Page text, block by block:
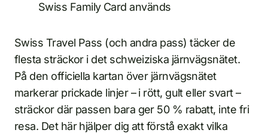
Swiss Family Card används
Swiss Travel Pass (och andra pass) täcker de
flesta sträckor i det schweiziska järnvägsnätet.
På den officiella kartan över järnvägsnätet
markerar prickade linjer – i rött, gult eller svart –
sträckor där passen bara ger 50 % rabatt, inte fri
resa. Det här hjälper dig att förstå exakt vilka